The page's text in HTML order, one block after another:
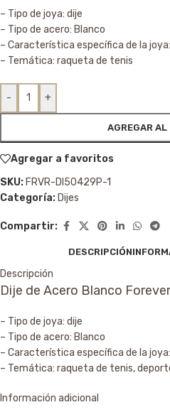
– Tipo de joya: dije
– Tipo de acero: Blanco
– Característica específica de la
– Temática: raqueta de tenis
- +
AGREGAR AL
Agregar a favoritos
SKU: FRVR-DI50429P-1
Categoría: Dijes
Compartir:
DESCRIPCIÓN
Descripción
Dije de Acero Blanco
– Tipo de joya: dije
– Tipo de acero: Blanco
– Característica específica de la
– Temática: raqueta de tenis,
Información adicional